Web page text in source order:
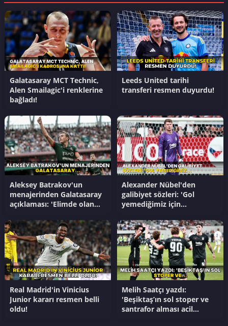
Galatasaray MCT Technic,
Alen Smailagic'i renklerine
bağladı!
Leeds United tarihi
transferi resmen duyurdu!
Aleksey Batrakov'un
menajerinden Galatasaray
açıklaması: 'Elimde olan
Alexander Nübel'den
galibiyet sözleri: 'Gol
yemediğimiz için
Real Madrid'in Vinicius
Junior kararı resmen belli
oldu!
Melih Saatçı yazdı:
'Beşiktaş’ın sol stoper ve
santrafor alması acil